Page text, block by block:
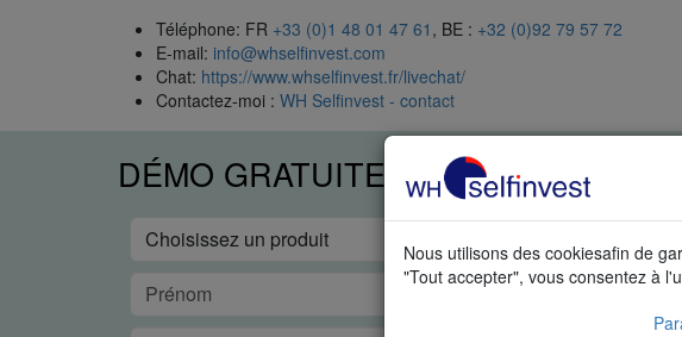
Téléphone: FR +33 (0)1 48 01 47 61 , BE : +32 (0)92 79 57 72
E-mail: info@whselfinvest.com
Chat: https://www.whselfinvest.fr/livechat/
Contactez-moi : WH Selfinvest - contact
Nous utilisons des cookiesafin de
"Tout accepter", vous consentez à
DÉMO GRATUITE EN TEMPS RÉEL